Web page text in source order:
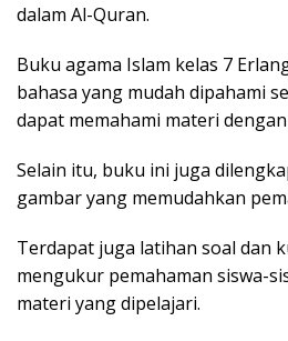
dalam Al-Quran.
Buku agama Islam kelas 7
bahasa yang mudah dipahami
dapat memahami materi
Selain itu, buku ini juga
gambar yang memudahkan
Terdapat juga latihan soal dan
mengukur pemahaman siswa-
materi yang dipelajari.